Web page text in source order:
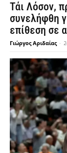
Τάι Λόσον,
συνελήφθη
επίθεση σε
Γιώργος Αριδαίας -